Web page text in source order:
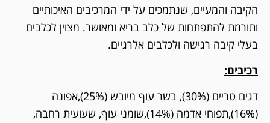
הקיבה והמעיים, שנתמכים על ידי המרכיבים האיכותיים
ותורמת להתפתחות של כלב בריא ומאושר. מצוין לכלבים
בעלי קיבה רגישה ולכלבים אלרגיים.
רכיבים:
דגים טריים (30%), בשר עוף מיובש (25%),אפונה
(16%),תפוחי אדמה (14%),שומני עוף, שעועית רחבה,